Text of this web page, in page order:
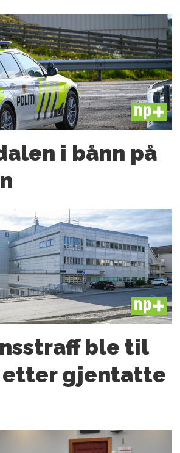
PLUS
i bånn på
PLUS
ble til
etter gjentatte